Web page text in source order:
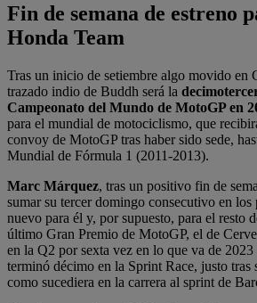
Fin de semana de estreno
Honda Team
Tras un inicio de setiembre algo movido en
trazado indio de Buddh será la
Campeonato del Mundo de MotoGP en
para el mundial de motociclismo, que
convoy de MotoGP tras haber sido sede,
Mundial de Fórmula 1 (2011-2013).
Marc Márquez, tras un positivo fin de
sumar su tercer domingo consecutivo en
nuevo para él y, por supuesto, para el resto
último Gran Premio de MotoGP, el de
en la Q2 por sexta vez en lo que va de
terminó décimo en la Sprint Race, justo
como sucediera en la carrera al sprint de